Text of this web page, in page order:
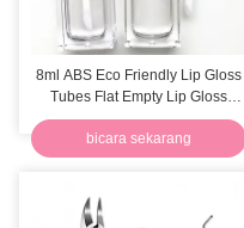
8ml ABS Eco Friendly Lip Gloss
Tubes Flat Empty Lip Gloss
Container
bicara sekarang